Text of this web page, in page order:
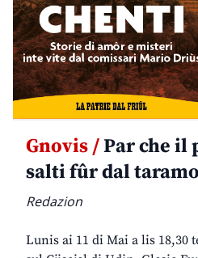
Gnovis /Par che il
salti fûr dal
Redazion
Lunis ai 11 di Mai a lis 18,30